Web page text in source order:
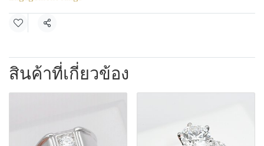
แชร์
สินค้าที่เกี่ยวข้อง